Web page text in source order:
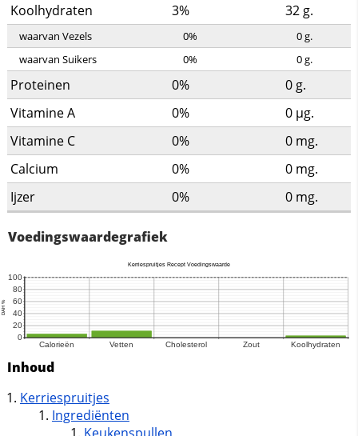
Koolhydraten
3% 32 g.
waarvan Vezels 0% 0g.
waarvan Suikers
0% 0g.
Proteinen 0% 0 g.
Vitamine A
0% 0 µg.
Vitamine C
0% 0 mg.
Calcium
0% 0 mg.
Ijzer
0% 0 mg.
Voedingswaardegrafiek
Inhoud
Kerriespruitjes
Ingrediënten